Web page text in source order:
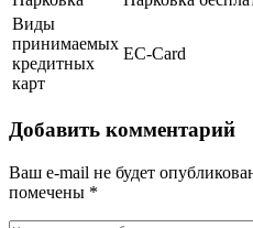
Виды
принимаемых
кредитных
карт
EC-Card
Добавить комментарий
Ваш e-mail не будет
помечены *